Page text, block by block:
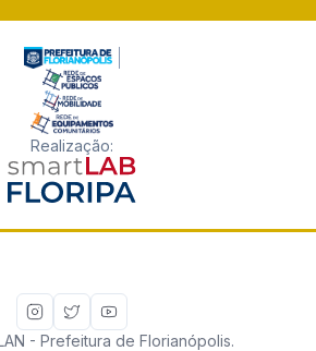
Realização:
- Prefeitura de Florianópolis.